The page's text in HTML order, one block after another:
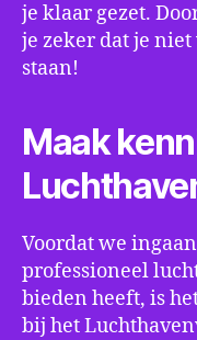
je klaar gezet.
je zeker dat je
staan!
Maak
Voordat we
professioneel
bieden heeft, is
bij het